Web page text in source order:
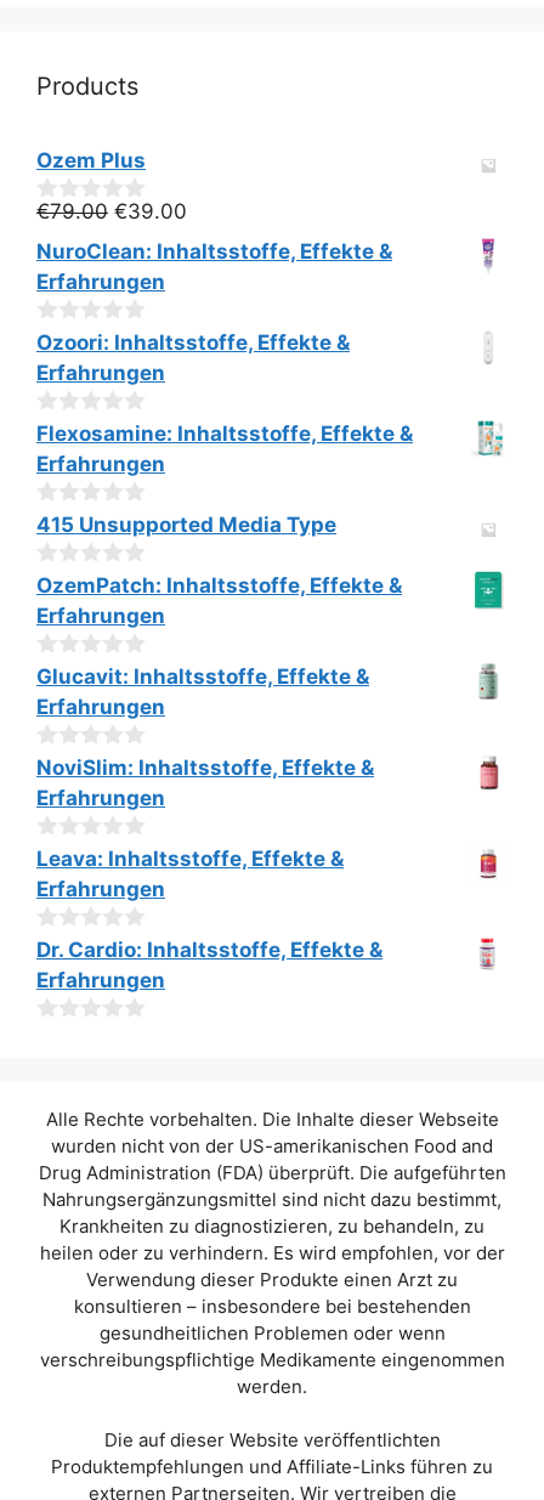
Products
Ozem Plus
0
o
n
5
€79.00 Ursprünglicher
Preis
€79.00
€39.00
Preis
NuroClean: Inhaltsstoffe, Effekte &
Erfahrungen
0
v
o
n
5
Ozoori: Inhaltsstoffe, Effekte &
Erfahrungen
0
v
o
n
5
Flexosamine: Inhaltsstoffe, Effekte &
Erfahrungen
0
v
o
n
5
415 Unsupported Media Type
0
v
o
n
5
OzemPatch: Inhaltsstoffe, Effekte &
Erfahrungen
0
v
o
n
5
Glucavit: Inhaltsstoffe, Effekte &
Erfahrungen
0
v
o
n
5
NoviSlim: Inhaltsstoffe, Effekte &
Erfahrungen
0
v
o
n
5
Leava: Inhaltsstoffe, Effekte &
Erfahrungen
0
v
o
n
Dr. Cardio: Inhaltsstoffe, Effekte &
Erfahrungen
Alle Rechte vorbehalten. Die Inhalte dieser Webseite
wurden nicht von der US-amerikanischen Food and
Drug Administration (FDA) überprüft. Die aufgeführten
Nahrungsergänzungsmittel sind nicht dazu bestimmt,
Krankheiten zu diagnostizieren, zu behandeln, zu
heilen oder zu verhindern. Es wird empfohlen, vor der
Verwendung dieser Produkte einen Arzt zu
konsultieren – insbesondere bei bestehenden
gesundheitlichen Problemen oder wenn
verschreibungspflichtige Medikamente eingenommen
werden.
Die auf dieser Website veröffentlichten
Produktempfehlungen und Affiliate-Links führen zu
externen Partnerseiten. Wir vertreiben die